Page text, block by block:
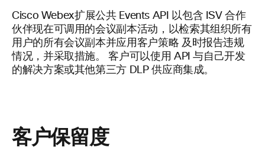
Cisco Webex扩展公共 Events API 以包含 ISV合作
伙伴现在可调用的会议副本活动，以检索其组织所有
用户的所有会议副本并应用客户策略 及时报告违规
情况，并采取措施。 客户可以使用 API 与自己开发
的解决方案或其他第三方 DLP 供应商集成。
客户保留度